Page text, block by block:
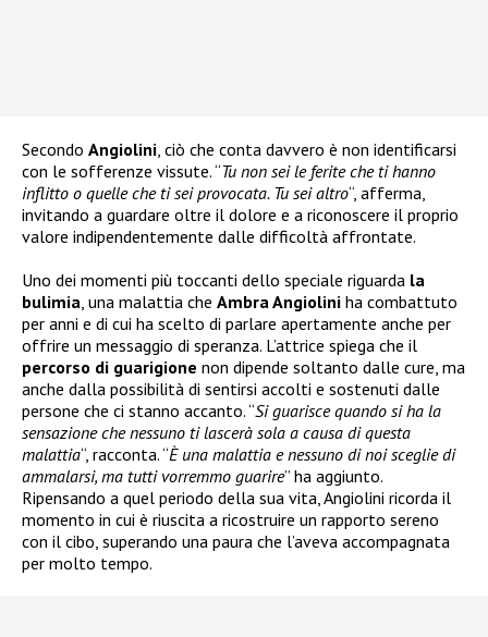
Secondo Angiolini, ciò che conta davvero è non identificarsi
con le sofferenze vissute. “Tu non sei le ferite che ti hanno
inflitto o quelle che ti sei provocata. Tu sei altro“, afferma,
invitando a guardare oltre il dolore e a riconoscere il proprio
valore indipendentemente dalle difficoltà affrontate.
Uno dei momenti più toccanti dello speciale riguarda la
bulimia, una malattia che Ambra Angiolini ha combattuto
per anni e di cui ha scelto di parlare apertamente anche per
offrire un messaggio di speranza. L’attrice spiega che il
percorso di guarigione non dipende soltanto dalle cure, ma
anche dalla possibilità di sentirsi accolti e sostenuti dalle
persone che ci stanno accanto. “Si guarisce quando si ha la
sensazione che nessuno ti lascerà sola a causa di questa
malattia“, racconta. “È una malattia e nessuno di noi sceglie di
ammalarsi, ma tutti vorremmo guarire” ha aggiunto.
Ripensando a quel periodo della sua vita, Angiolini ricorda il
momento in cui è riuscita a ricostruire un rapporto sereno
con il cibo, superando una paura che l’aveva accompagnata
per molto tempo.